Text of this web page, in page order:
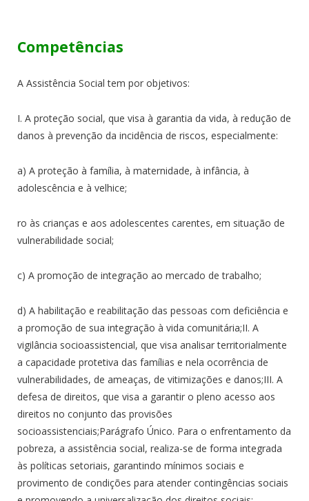
Competências
A Assistência Social tem por objetivos:
I. A proteção social, que visa à garantia da vida, à redução de
danos à prevenção da incidência de riscos, especialmente:
a) A proteção à família, à maternidade, à infância, à
adolescência e à velhice;
ro às crianças e aos adolescentes carentes, em situação de
vulnerabilidade social;
c) A promoção de integração ao mercado de trabalho;
d) A habilitação e reabilitação das pessoas com deficiência e
a promoção de sua integração à vida comunitária;II. A
vigilância socioassistencial, que visa analisar territorialmente
a capacidade protetiva das famílias e nela ocorrência de
vulnerabilidades, de ameaças, de vitimizações e danos;III. A
defesa de direitos, que visa a garantir o pleno acesso aos
direitos no conjunto das provisões
socioassistenciais;Parágrafo Único. Para o enfrentamento da
pobreza, a assistência social, realiza-se de forma integrada
às políticas setoriais, garantindo mínimos sociais e
provimento de condições para atender contingências sociais